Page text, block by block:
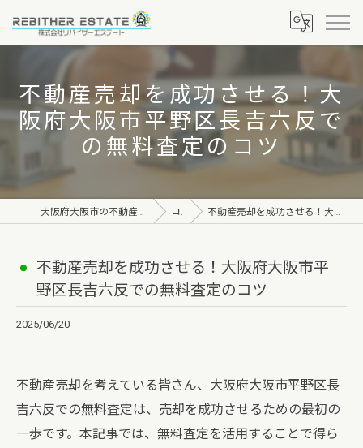
不動産売却を成功させる！大
阪府大阪市平野区長吉六反で
の無料査定のコツ
大阪府大阪市の不動産なら株式会社リバイザーエステート コラム 不動産売却を成功させる！大阪府大阪市平野区長吉六反での無料査定のコツ
不動産売却を成功させる！大阪府大阪市平
野区長吉六反での無料査定のコツ
2025/06/20
不動産売却を考えている皆さん、大阪府大阪市平野区長
吉六反での無料査定は、売却を成功させるための最初の
一歩です。本記事では、無料査定を活用することで得ら